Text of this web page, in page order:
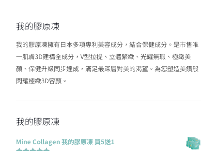
我的膠原凍
我的膠原凍擁有日本多項專利美容成分，結合保健成分。是市售唯
一肌膚3D建構全成分，V型拉提、立體緊緻、光耀無瑕、極緻美
顏、保健升級同步達成，滿足最深層對美的渴望。為您塑造美鑽般
閃耀極緻3D容顏。
我的膠原凍
Mine Collagen 我的膠原凍 買5送1